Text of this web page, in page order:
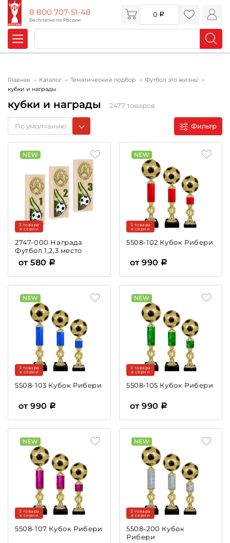
8 800 707-51-48
бесплатно по России
0
Главная Каталог Тематический подбор
Футбол это жизнь!
кубки и награды
кубки и награды 2477 товаров
По умолчанию Фильтр
2747-000 Награда
Футбол 1,2,3 место
3 товара
в серии
от 580
5508-102 Кубок Рибери
3 товара
в серии
от 990
5508-103 Кубок Рибери
3 товара
в серии
от 990
5508-105 Кубок Рибери
3 товара
в серии
от 990
5508-107 Кубок Рибери
3 товара
в серии
5508-200 Кубок
Рибери
3 товара
в серии